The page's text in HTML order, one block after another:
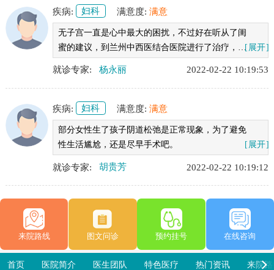
疾病: 妇科 满意度: 满意
无子宫一直是心中最大的困扰，不过好在听从了闺
蜜的建议，到兰州中西医结合医院进行了治疗，现
医生们
[展开]
就诊专家: 杨永丽 2022-02-22 10:19:53
疾病: 妇科 满意度: 满意
部分女性生了孩子阴道松弛是正常现象，为了避免
性生活尴尬，还是尽早手术吧。
[展开]
就诊专家: 胡贵芳 2022-02-22 10:19:12
来院路线 图文问诊 预约挂号 在线咨询
首页 医院简介 医生团队 特色医疗 热门资讯 来院